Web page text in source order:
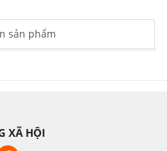
sản phẩm
XÃ HỘI